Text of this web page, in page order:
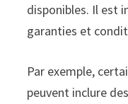
disponibles. Il est
garanties et
Par exemple,
peuvent inclure